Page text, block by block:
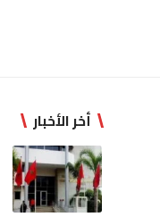
أخر الأخبار